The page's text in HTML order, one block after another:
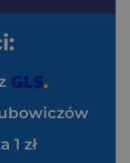
1 zł